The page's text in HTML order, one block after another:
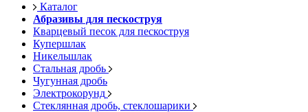
Каталог
Абразивы для пескоструя
Кварцевый песок для пескоструя
Купершлак
Никельшлак
Стальная дробь
Чугунная дробь
Электрокорунд
Стеклянная дробь, стеклошарики